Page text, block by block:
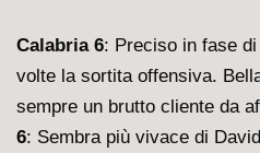
Calabria 6: Preciso in fase
volte la sortita offensiva.
sempre un brutto cliente da
6: Sembra più vivace di